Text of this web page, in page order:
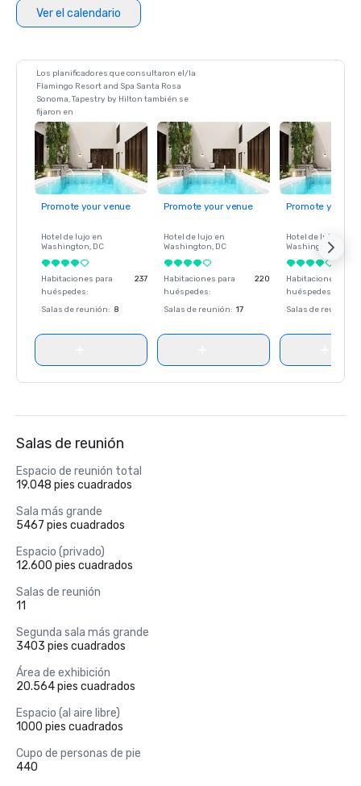
Ver el calendario
Los planificadores que consultaron el/la
Flamingo Resort and Spa Santa Rosa
Sonoma, Tapestry by Hilton también se
fijaron en
Promote your venue
Hotel de lujo en
Washington, DC
Habitaciones para
huéspedes:
237
Salas de reunión: 8
Promote your venue
Hotel de lujo en
Washington, DC
Habitaciones para
huéspedes:
220
Salas de reunión: 17
Promote your
Hotel de lujo en
Washington
Habitaciones para
huéspedes
Salas de reunión
Salas de reunión
Espacio de reunión total
19.048 pies cuadrados
Sala más grande
5467 pies cuadrados
Espacio (privado)
12.600 pies cuadrados
Salas de reunión
11
Segunda sala más grande
3403 pies cuadrados
Área de exhibición
20.564 pies cuadrados
Espacio (al aire libre)
1000 pies cuadrados
Cupo de personas de pie
440